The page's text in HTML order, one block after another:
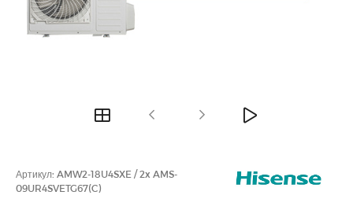
Артикул: AMW2-18U4SXE / 2x AMS-
09UR4SVETG67(C)